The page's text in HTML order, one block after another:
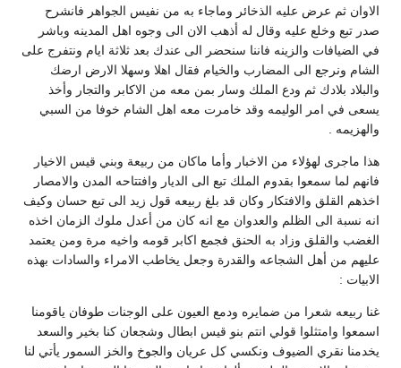
الاوان ثم عرض عليه الذخائر وماجاء به من نفيس الجواهر فانشرح
صدر تبع وخلع عليه وقال له أذهب الان الى وجوه اهل المدينه وباشر
في الضيافات والزينه فاننا سنحضر الى عندك بعد ثلاثة ايام ونتفرج على
الشام ونرجع الى المضارب والخيام فقال اهلا وسهلا الارض ارضك
والبلاد بلادك ثم ودع الملك وسار بمن معه من الاكابر والتجار وأخذ
يسعى في امر الوليمه وقد خامرت معه اهل الشام خوفا من السبي
والهزيمه .
هذا ماجرى لهؤلاء من الاخبار وأما ماكان من ربيعة وبني قيس الاخيار
فانهم لما سمعوا بقدوم الملك تبع الى الديار وافتتاحه المدن والامصار
اخذهم القلق والافتكار وكان قد بلغ ربيعه قول زيد الى تبع حسان وكيف
انه نسبة الى الظلم والعدوان مع انه كان من أعدل ملوك الزمان اخذه
الغضب والقلق وزاد به الحنق فجمع اكابر قومه واخيه مرة ومن يعتمد
عليهم من أهل الشجاعه والقدرة وجعل يخاطب الامراء والسادات بهذه
الابيات :
غنا ربيعه شعرا من ضمايره ودمع العيون على الوجنات طوفان ياقومنا
اسمعوا وامتثلوا قولي انتم بنو قيس ابطال وشجعان كنا بخير والسعد
يخدمنا نقري الضيوف ونكسي كل عريان والجوخ والخز السمور يأتي لنا